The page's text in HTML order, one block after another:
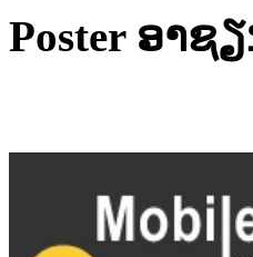
Poster ອາຊ